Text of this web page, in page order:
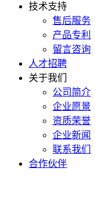
技术支持
售后服务
产品专利
留言咨询
人才招聘
关于我们
公司简介
企业愿景
资质荣誉
企业新闻
联系我们
合作伙伴